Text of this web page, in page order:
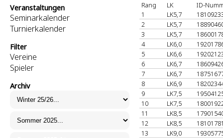
Veranstaltungen
Seminarkalender
Turnierkalender
Filter
Vereine
Spieler
Archiv
Rang LK
ID-
1
LK5,7
2
LK5,7
3
LK5,7
4
LK6,0
5
LK6,6
6
LK6,7
7
LK6,7
8
LK6,9
9
LK7,5
10
LK7,5
11
LK8,5
12
LK8,5
13
LK9,0